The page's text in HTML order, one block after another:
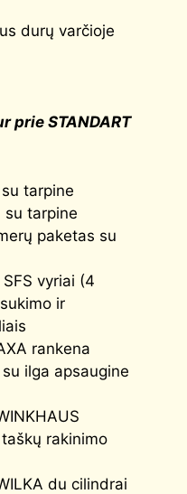
durų varčioje
prie STANDART
tarpine
su tarpine
paketas su
vyriai (4
ir
rankena
su ilga apsaugine
rakinimo
du cilindrai